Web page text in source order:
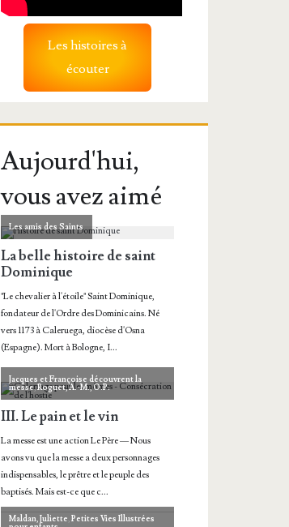
Les histoires à
écouter
Aujourd'hui,
vous avez aimé